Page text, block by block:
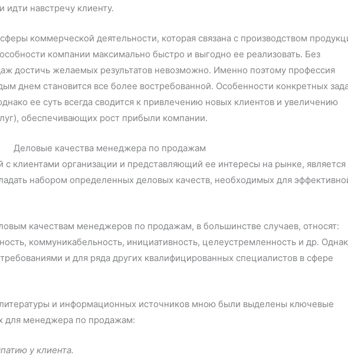
идти навстречу клиенту.
коммерческой деятельности, которая связана с производством
компании максимально быстро и выгодно ее реализовать. Без
достичь желаемых результатов невозможно. Именно поэтому профессия
днем становится все более востребованной. Особенности конкретных
ее суть всегда сводится к привлечению новых клиентов и увеличению
обеспечивающих рост прибыли компании.
Деловые качества менеджера по продажам
клиентами организации и представляющий ее интересы на рынке, является
набором определенных деловых качеств, необходимых для
качествам менеджеров по продажам, в большинстве случаев, относят:
коммуникабельность, инициативность, целеустремленность и др.
и для ряда других квалифицированных специалистов в сфере
и информационных источников мною были выделены ключевые
для менеджера по продажам:
у клиента.